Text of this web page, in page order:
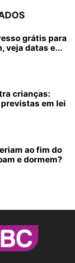
grátis para
veja datas e...
crianças:
em lei
ao fim do
e dormem?